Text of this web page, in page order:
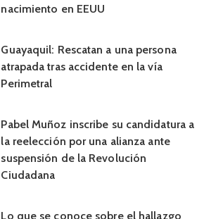
nacimiento en EEUU
Guayaquil: Rescatan a una persona
atrapada tras accidente en la vía
Perimetral
Pabel Muñoz inscribe su candidatura a
la reelección por una alianza ante
suspensión de la Revolución
Ciudadana
Lo que se conoce sobre el hallazgo